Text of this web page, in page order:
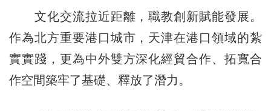
文化交流拉近距離，職教創新賦能發展。
作為北方重要港口城市，天津在港口領域的紮
實實踐，更為中外雙方深化經貿合作、拓寬合
作空間築牢了基礎、釋放了潛力。